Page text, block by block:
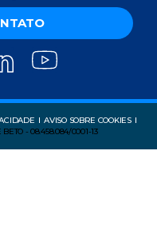
AVISO SOBRE COOKIES
- 08.458.084/0001-13